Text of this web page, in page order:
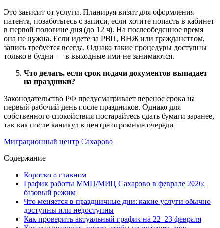
Это зависит от услуги. Планируя визит для оформления
патента, позаботьтесь о записи, если хотите попасть в кабинет
в первой половине дня (до 12 ч). На послеобеденное время
она не нужна. Если идете за РВП, ВНЖ или гражданством,
запись требуется всегда. Однако такие процедуры доступны
только в будни — в выходные ими не занимаются.
Что делать, если срок подачи документов выпадает
на праздники?
Законодательство РФ предусматривает перенос срока на
первый рабочий день после праздников. Однако для
собственного спокойствия постарайтесь сдать бумаги заранее,
так как после каникул в центре огромные очереди.
Миграционный центр Сахарово
Содержание
Коротко о главном
График работы ММЦ/МИЦ Сахарово в феврале 2026:
базовый режим
Что меняется в праздничные дни: какие услуги обычно
доступны или недоступны
Как проверить актуальный график на 22–23 февраля